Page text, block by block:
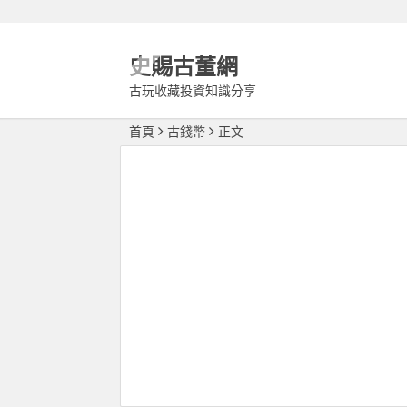
史賜古董網
古玩收藏投資知識分享
首頁 古錢幣 正文